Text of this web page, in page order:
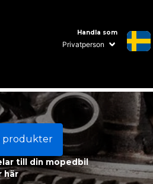
Handla som
produkter
till din mopedbil
här